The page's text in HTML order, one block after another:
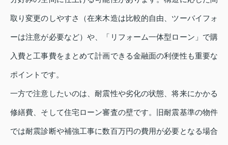
取り変更のしやすさ（在来木造は比較的自由、ツーバイフォ
ーは注意が必要など）や、「リフォーム一体型ローン」で購
入費と工事費をまとめて計画できる金融面の利便性も重要な
ポイントです。
一方で注意したいのは、耐震性や劣化の状態、将来にかかる
修繕費、そして住宅ローン審査の壁です。旧耐震基準の物件
では耐震診断や補強工事に数百万円の費用が必要となる場合